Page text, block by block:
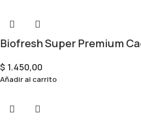
Biofresh Super Premium
$ 1.450,00
Añadir al carrito